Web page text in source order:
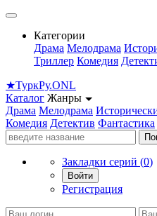
Категории
Драма Мелодрама
Триллер Комедия
★ТуркРу.ONL
Каталог Жанры
Драма Мелодрама
Комедия Детектив Фантастика
Закладки серий (0)
Войти
Регистрация